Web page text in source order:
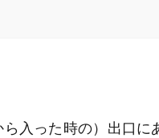
入った時の）出口に